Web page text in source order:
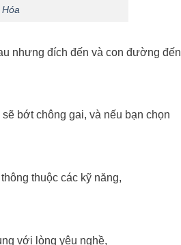
nhưng đích đến và con đường đến
bớt chông gai, và nếu bạn chọn
thuộc các kỹ năng,
với lòng yêu nghề,